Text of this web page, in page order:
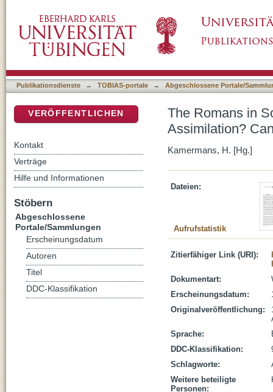
Publikationsdienste → TOBIAS-portale → Abgeschlossene Portale/
The Romans in
Assimilation?
Kamermans, H. [Hg.]
Dateien:
Aufrufstatistik
Zitierfähiger Link (URI):
Dokumentart:
Erscheinungsdatum:
Originalveröffentlichung:
Sprache:
DDC-Klassifikation:
Schlagworte:
Weitere beteiligte
Personen:
VERÖFFENTLICHEN
Kontakt
Verträge
Hilfe und Informationen
Stöbern
Abgeschlossene
Portale/Sammlungen
Erscheinungsdatum
Autoren
Titel
DDC-Klassifikation